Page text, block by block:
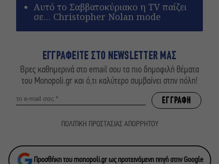
Αυτό το Σαββατοκύριακο η TV παίζει
σε… Christopher Nolan mode
ΕΓΓΡΑΦΕΙΤΕ ΣΤΟ NEWSLETTER ΜΑΣ
Βρες καθημερινά στο email σου τα πιο δημοφιλή θέματα
του Monopoli.gr και ό,τι καλύτερο συμβαίνει στην πόλη!
ΠΟΛΙΤΙΚΗ ΠΡΟΣΤΑΣΙΑΣ ΑΠΟΡΡΗΤΟΥ
Προσθήκη του monopoli.gr ως προτεινόμενη πηγή στην Google